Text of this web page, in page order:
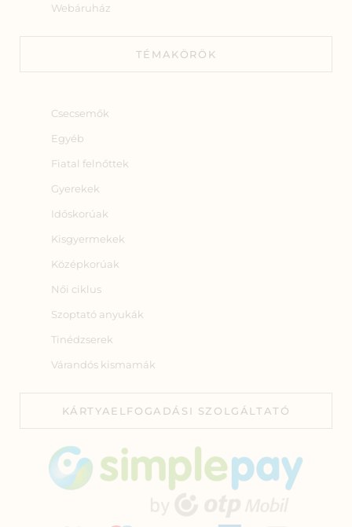
Webáruház
TÉMAKÖRÖK
Csecsemők
Egyéb
Fiatal felnőttek
Gyerekek
Időskorúak
Kisgyermekek
Középkorúak
Női ciklus
Szoptató anyukák
Tinédzserek
Várandós kismamák
KÁRTYAELFOGADÁSI SZOLGÁLTATÓ